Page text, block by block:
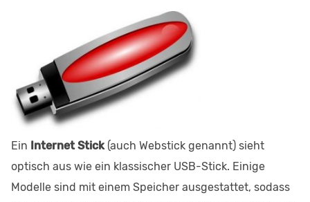
Ein Internet Stick (auch Webstick genannt) sieht
optisch aus wie ein klassischer USB-Stick. Einige
Modelle sind mit einem Speicher ausgestattet, sodass